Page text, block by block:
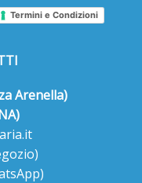
Termini e Condizioni
Arenella)